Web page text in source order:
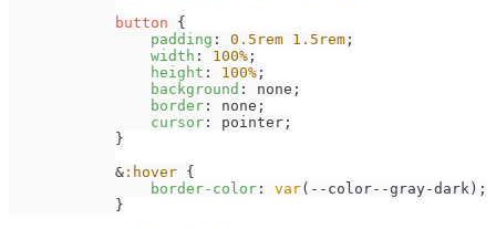
button {
padding : 0.5rem 1.5rem ;
width : 100% ;
height : 100% ;
background : none;
border : none;
cursor : pointer;
            }
            &
:hover {
border-color : var(--color--gray-dark);
            }